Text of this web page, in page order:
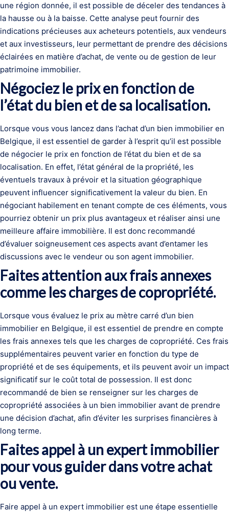
une région donnée, il est possible de déceler des tendances à
la hausse ou à la baisse. Cette analyse peut fournir des
indications précieuses aux acheteurs potentiels, aux vendeurs
et aux investisseurs, leur permettant de prendre des décisions
éclairées en matière d’achat, de vente ou de gestion de leur
patrimoine immobilier.
Négociez le prix en fonction de
l’état du bien et de sa localisation.
Lorsque vous vous lancez dans l’achat d’un bien immobilier en
Belgique, il est essentiel de garder à l’esprit qu’il est possible
de négocier le prix en fonction de l’état du bien et de sa
localisation. En effet, l’état général de la propriété, les
éventuels travaux à prévoir et la situation géographique
peuvent influencer significativement la valeur du bien. En
négociant habilement en tenant compte de ces éléments, vous
pourriez obtenir un prix plus avantageux et réaliser ainsi une
meilleure affaire immobilière. Il est donc recommandé
d’évaluer soigneusement ces aspects avant d’entamer les
discussions avec le vendeur ou son agent immobilier.
Faites attention aux frais annexes
comme les charges de copropriété.
Lorsque vous évaluez le prix au mètre carré d’un bien
immobilier en Belgique, il est essentiel de prendre en compte
les frais annexes tels que les charges de copropriété. Ces frais
supplémentaires peuvent varier en fonction du type de
propriété et de ses équipements, et ils peuvent avoir un impact
significatif sur le coût total de possession. Il est donc
recommandé de bien se renseigner sur les charges de
copropriété associées à un bien immobilier avant de prendre
une décision d’achat, afin d’éviter les surprises financières à
long terme.
Faites appel à un expert immobilier
pour vous guider dans votre achat
ou vente.
Faire appel à un expert immobilier est une étape essentielle